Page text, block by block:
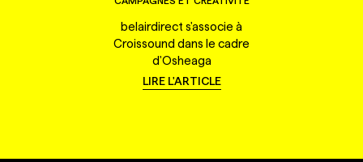
belairdirect s'associe à
Croissound dans le cadre
d'Osheaga
LIRE L'ARTICLE